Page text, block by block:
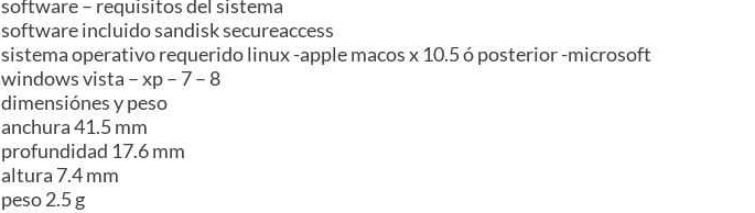
software – requisitos del sistema
software incluido sandisk secureaccess
sistema operativo requerido linux -apple macos x 10.5 ó posterior -microsoft
windows vista – xp – 7 – 8
dimensiónes y peso
anchura 41.5 mm
profundidad 17.6 mm
altura 7.4 mm
peso 2.5 g